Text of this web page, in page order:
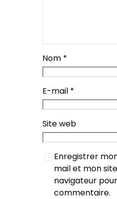
Nom *
E-mail *
Site web
Enregistrer
mail et mon
navigateur
commentaire.